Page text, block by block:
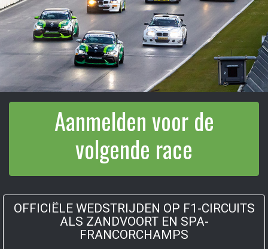
Aanmelden voor de
volgende race
OFFICIËLE WEDSTRIJDEN OP F1-CIRCUITS
ALS ZANDVOORT EN SPA-
FRANCORCHAMPS